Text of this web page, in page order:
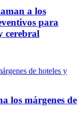
a los
para
cerebral
los márgenes de